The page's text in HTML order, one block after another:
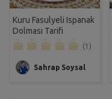
Kuru Fasulyeli Ispanak
Dolması Tarifi
(1)
Sahrap Soysal